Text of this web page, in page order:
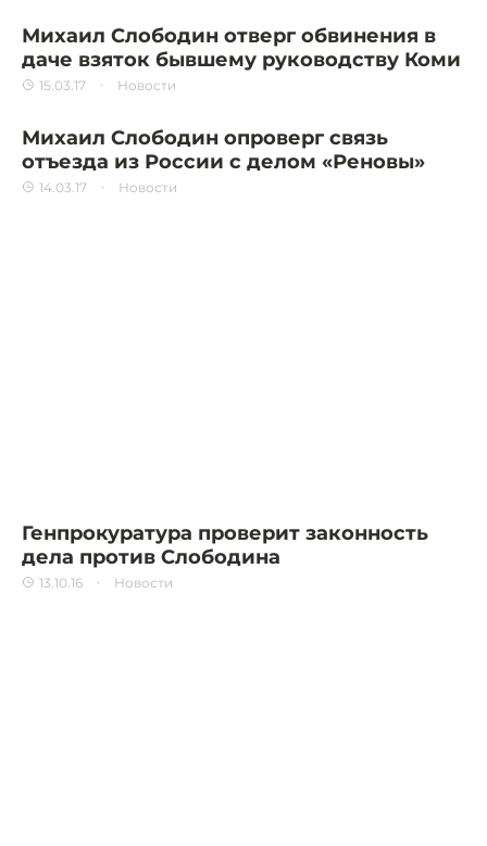
Михаил Слободин отверг обвинения в
даче взяток бывшему руководству Коми
15.03.17 Новости
Михаил Слободин опроверг связь
отъезда из России с делом «Реновы»
14.03.17 Новости
Генпрокуратура проверит законность
дела против Слободина
13.10.16 Новости